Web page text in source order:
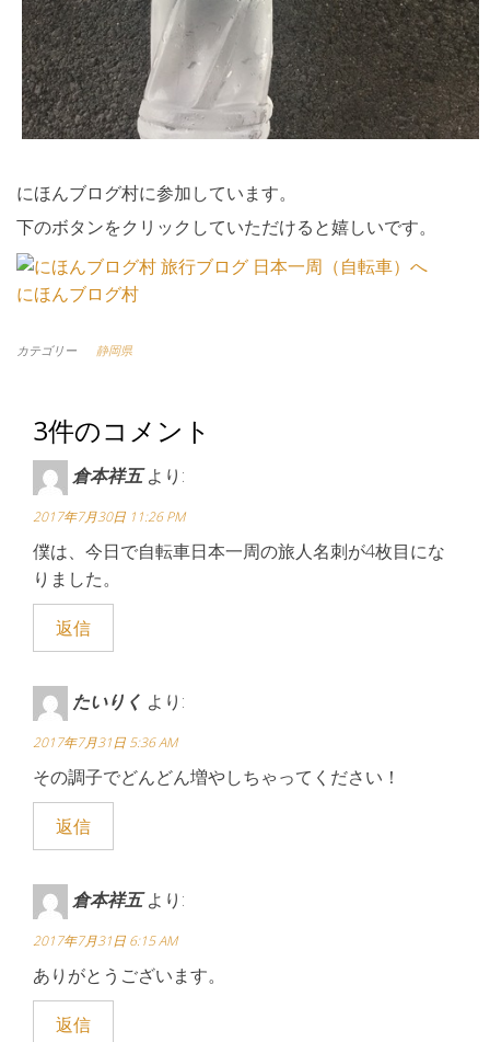
にほんブログ村に参加しています。
下のボタンをクリックしていただけると嬉しいです。
にほんブログ村
カテゴリー 静岡県
3件のコメント
倉本祥五 より:
2017年7月30日 11:26 PM
僕は、今日で自転車日本一周の旅人名刺が4枚目にな
りました。
返信
たいりく より:
2017年7月31日 5:36 AM
その調子でどんどん増やしちゃってください！
返信
倉本祥五 より:
2017年7月31日 6:15 AM
ありがとうございます。
返信